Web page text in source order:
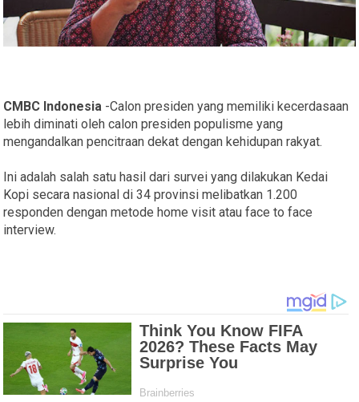
CMBC Indonesia -Calon presiden yang memiliki kecerdasaan
lebih diminati oleh calon presiden populisme yang
mengandalkan pencitraan dekat dengan kehidupan rakyat.
Ini adalah salah satu hasil dari survei yang dilakukan Kedai
Kopi secara nasional di 34 provinsi melibatkan 1.200
responden dengan metode home visit atau face to face
interview.